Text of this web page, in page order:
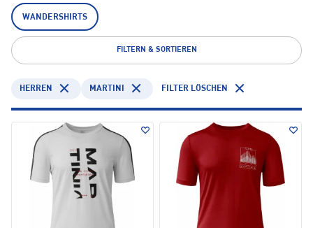
WANDERSHIRTS
FILTERN & SORTIEREN
HERREN MARTINI FILTER LÖSCHEN